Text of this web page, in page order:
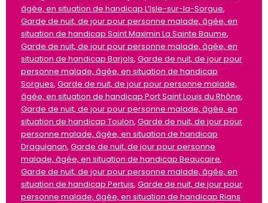
âgée, en situation de handicap L’Isle-sur-la-Sorgue,
Garde de nuit, de jour pour personne malade, âgée, en
situation de handicap Saint Maximin La Sainte Baume,
Garde de nuit, de jour pour personne malade, âgée, en
situation de handicap Barjols, Garde de nuit, de jour pour
personne malade, âgée, en situation de handicap
Sorgues, Garde de nuit, de jour pour personne malade,
âgée, en situation de handicap Port Saint Louis du Rhône,
Garde de nuit, de jour pour personne malade, âgée, en
situation de handicap Toulon, Garde de nuit, de jour pour
personne malade, âgée, en situation de handicap
Draguignan, Garde de nuit, de jour pour personne
malade, âgée, en situation de handicap Beaucaire,
Garde de nuit, de jour pour personne malade, âgée, en
situation de handicap Pertuis, Garde de nuit, de jour pour
personne malade, âgée, en situation de handicap Rians